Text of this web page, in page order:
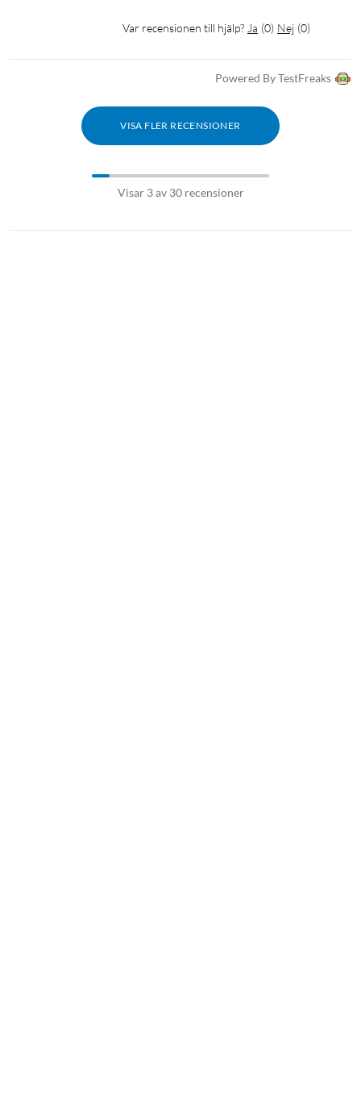
Var recensionen till hjälp? Ja (0) Nej (0)
Powered By TestFreaks
VISA FLER RECENSIONER
Visar 3 av 30 recensioner